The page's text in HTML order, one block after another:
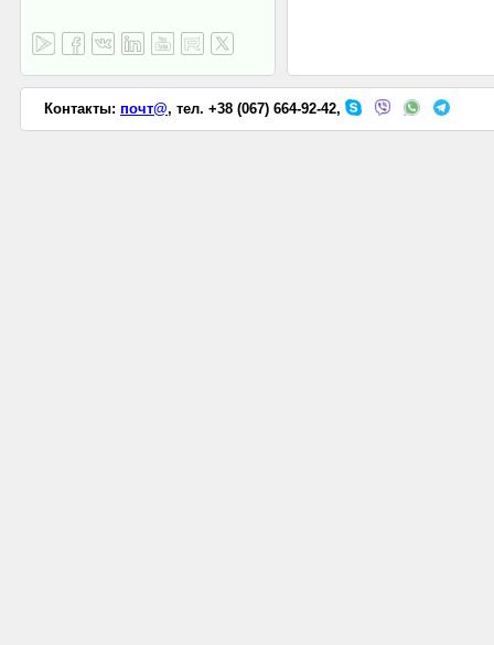
Контакты: почт@, тел. +38 (067) 664-92-42,